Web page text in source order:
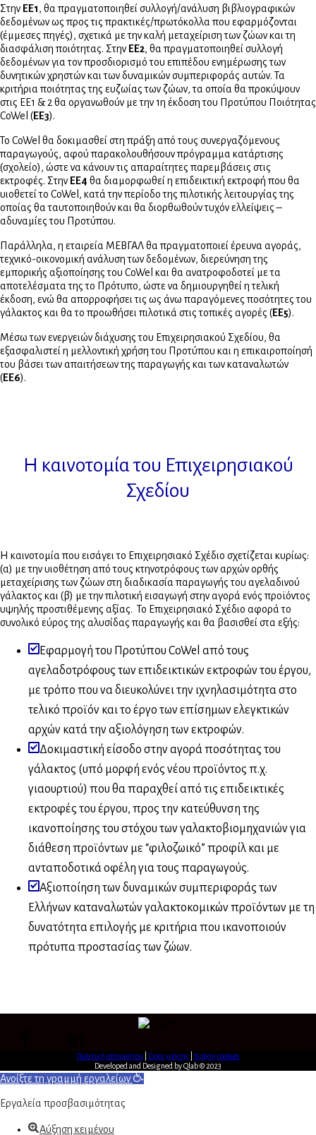
Στην ΕΕ1, θα πραγματοποιηθεί συλλογή/ανάλυση βιβλιογραφικών
δεδομένων ως προς τις πρακτικές/πρωτόκολλα που εφαρμόζονται
(έμμεσες πηγές), σχετικά με την καλή μεταχείριση των ζώων και τη
διασφάλιση ποιότητας. Στην ΕΕ2, θα πραγματοποιηθεί συλλογή
δεδομένων για τον προσδιορισμό του επιπέδου ενημέρωσης των
δυνητικών χρηστών και των δυναμικών συμπεριφοράς αυτών. Τα
κριτήρια ποιότητας της ευζωίας των ζώων, τα οποία θα προκύψουν
στις ΕΕ1 & 2 θα οργανωθούν με την 1η έκδοση του Προτύπου Ποιότητας
CoWel (EE3).
Το CoWel θα δοκιμασθεί στη πράξη από τους συνεργαζόμενους
παραγωγούς, αφού παρακολουθήσουν πρόγραμμα κατάρτισης
(σχολείο), ώστε να κάνουν τις απαραίτητες παρεμβάσεις στις
εκτροφές. Στην ΕΕ4 θα διαμορφωθεί η επιδεικτική εκτροφή που θα
υιοθετεί το CoWel, κατά την περίοδο της πιλοτικής λειτουργίας της
οποίας θα ταυτοποιηθούν και θα διορθωθούν τυχόν ελλείψεις –
αδυναμίες του Προτύπου.
Παράλληλα, η εταιρεία ΜΕΒΓΑΛ θα πραγματοποιεί έρευνα αγοράς,
τεχνικό-οικονομική ανάλυση των δεδομένων, διερεύνηση της
εμπορικής αξιοποίησης του CoWel και θα ανατροφοδοτεί με τα
αποτελέσματα της το Πρότυπο, ώστε να δημιουργηθεί η τελική
έκδοση, ενώ θα απορροφήσει τις ως άνω παραγόμενες ποσότητες του
γάλακτος και θα το προωθήσει πιλοτικά στις τοπικές αγορές (ΕΕ5).
Μέσω των ενεργειών διάχυσης του Επιχειρησιακού Σχεδίου, θα
εξασφαλιστεί η μελλοντική χρήση του Προτύπου και η επικαιροποίησή
του βάσει των απαιτήσεων της παραγωγής και των καταναλωτών
(ΕΕ6).
Η καινοτομία του Επιχειρησιακού
Σχεδίου
Η καινοτομία που εισάγει το Επιχειρησιακό Σχέδιο σχετίζεται κυρίως:
(α) με την υιοθέτηση από τους κτηνοτρόφους των αρχών ορθής
μεταχείρισης των ζώων στη διαδικασία παραγωγής του αγελαδινού
γάλακτος και (β) με την πιλοτική εισαγωγή στην αγορά ενός προϊόντος
υψηλής προστιθέμενης αξίας. Το Επιχειρησιακό Σχέδιο αφορά το
συνολικό εύρος της αλυσίδας παραγωγής και θα βασισθεί στα εξής:
Εφαρμογή του Προτύπου CoWel από τους
αγελαδοτρόφους των επιδεικτικών εκτροφών του έργου,
με τρόπο που να διευκολύνει την ιχνηλασιμότητα στο
τελικό προϊόν και το έργο των επίσημων ελεγκτικών
αρχών κατά την αξιολόγηση των εκτροφών.
Δοκιμαστική είσοδο στην αγορά ποσότητας του
γάλακτος (υπό μορφή ενός νέου προϊόντος π.χ.
γιαουρτιού) που θα παραχθεί από τις επιδεικτικές
εκτροφές του έργου, προς την κατεύθυνση της
ικανοποίησης του στόχου των γαλακτοβιομηχανιών για
διάθεση προϊόντων με “φιλοζωικό” προφίλ και με
ανταποδοτικά οφέλη για τους παραγωγούς.
Αξιοποίηση των δυναμικών συμπεριφοράς των
Ελλήνων καταναλωτών γαλακτοκομικών προϊόντων με τη
δυνατότητα επιλογής με κριτήρια που ικανοποιούν
πρότυπα προστασίας των ζώων.
Πολιτική απορρήτου |Όροι χρήσης
Χρήση cookies
Developed and Designed by Qlab © 2023
Ανοίξτε τη γραμμή εργαλείων
Εργαλεία προσβασιμότητας
Αύξηση κειμένου